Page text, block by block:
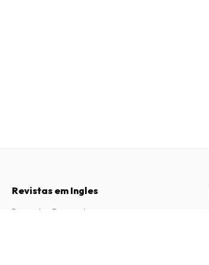
Revistas em Ingles
Perguntas Frequentes